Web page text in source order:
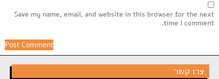
Save my name, email, and website in this browser for the next
time I comment.
צרו קשר